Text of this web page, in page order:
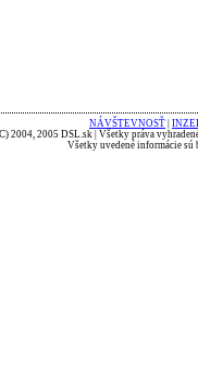
NÁVŠTEVNOSŤ
2004, 2005 DSL.sk | Všetky práva
Všetky uvedené informácie sú